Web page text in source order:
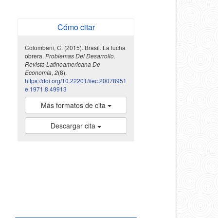
Cómo citar
Colombani, C. (2015). Brasil. La lucha
obrera. Problemas Del Desarrollo.
Revista Latinoamericana De
Economía, 2(8).
https://doi.org/10.22201/iiec.20078951
e.1971.8.49913
Más formatos de cita
Descargar cita